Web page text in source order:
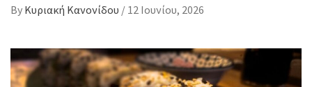
By Κυριακή Κανονίδου / 12 Ιουνίου, 2026